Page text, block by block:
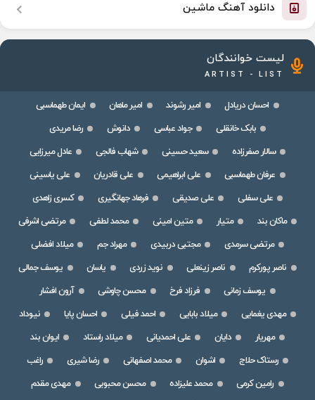
دانلود آهنگ ماشین
لیست خوانندگان
ARTIST - LIST
احسان دریادل امیر رشوند امیر ماهان
ایمان طهماسبی
بابک خانقلی
جواد عباسی دانوش
رضا مریدی
سالار صفرزاده
سعید حسینی شهاب فالجی
عادل میرزایی
عرفان طهماسبی
علی ابراهیمی علی قادریان
علی یاسینی
علی سفلی
علی صدیقی فرهاد جهانگیری
کسری زاهدی
ماکان بند
متیار متین امینی محمد لطفی
مرتضی اشرفی
مرتضی سرمدی
مجتبی دربیدی مهراد جم
میلاد افضلی
ناصر پورکرم
ناصر زینعلی نوید زردی یاسان
یوسف جمالی
یوسف زمانی
فرزاد فرخ محسن چاوشی
آرون افشار
مهدی یغمایی
میلاد بابایی احمد فیلی احسان پایا
نیوداد
مهریار
دایان علی احمدیانی میلاد راستاد
ایوان بند
رستاک حلاج
اشوان محمد اصفهانی رضا شیری
راغب
رامین کرمی
محمد علیزاده محسن محبوبی
مهدی مقدم